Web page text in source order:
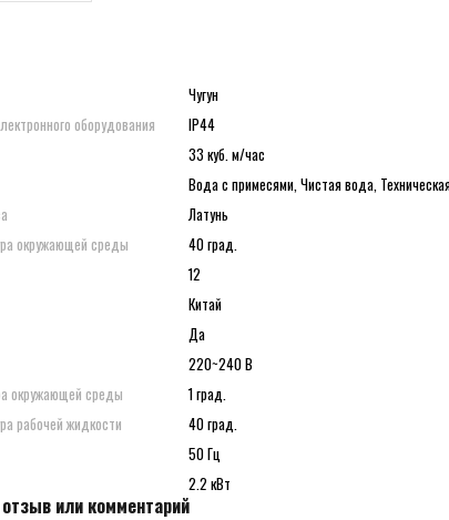
Чугун
оборудования
IP44
33 куб. м/час
Вода с примесями, Чистая вода,
Латунь
окружающей среды
40 град.
12
Китай
Да
220~240 В
окружающей среды
1 град.
рабочей жидкости
40 град.
50 Гц
2.2 кВт
или комментарий